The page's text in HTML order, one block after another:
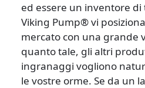
ed essere un inventore di
Viking Pump® vi
mercato con una grande
quanto tale, gli altri
ingranaggi vogliono
le vostre orme. Se da un